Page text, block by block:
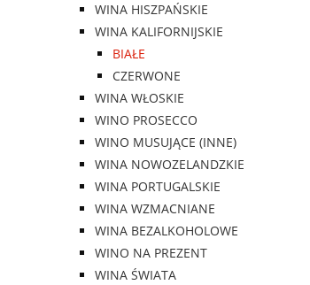
WINA HISZPAŃSKIE
WINA KALIFORNIJSKIE
BIAŁE
CZERWONE
WINA WŁOSKIE
WINO PROSECCO
WINO MUSUJĄCE (INNE)
WINA NOWOZELANDZKIE
WINA PORTUGALSKIE
WINA WZMACNIANE
WINA BEZALKOHOLOWE
WINO NA PREZENT
WINA ŚWIATA